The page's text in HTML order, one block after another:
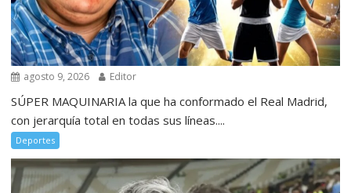
agosto 9, 2026 Editor
SÚPER MAQUINARIA la que ha conformado el Real Madrid,
con jerarquía total en todas sus líneas....
Deportes